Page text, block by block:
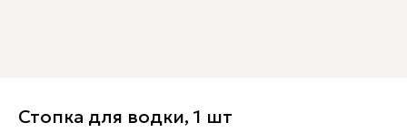
Стопка для водки, 1 шт